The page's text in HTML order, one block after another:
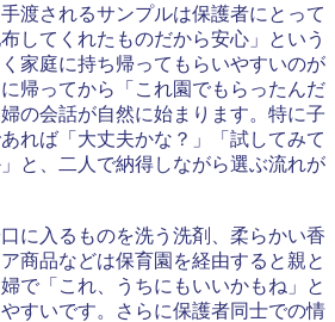
渡されるサンプルは保護者にとって
してくれたものだから安心」という
家庭に持ち帰ってもらいやすいのが
帰ってから「これ園でもらったんだ
の会話が自然に始まります。特に子
れば「大丈夫かな？」「試してみて
と、二人で納得しながら選ぶ流れが
に入るものを洗う洗剤、柔らかい香
商品などは保育園を経由すると親と
で「これ、うちにもいいかもね」と
すいです。さらに保護者同士での情